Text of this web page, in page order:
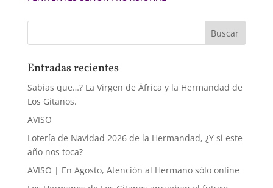
Entradas recientes
Sabias que…? La Virgen de África y la Hermandad de
Los Gitanos.
AVISO
Lotería de Navidad 2026 de la Hermandad, ¿Y si este
año nos toca?
AVISO | En Agosto, Atención al Hermano sólo online